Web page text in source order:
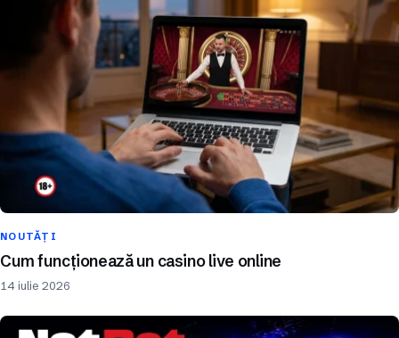
NOUTĂȚI
Cum funcționează un casino live online
14 iulie 2026